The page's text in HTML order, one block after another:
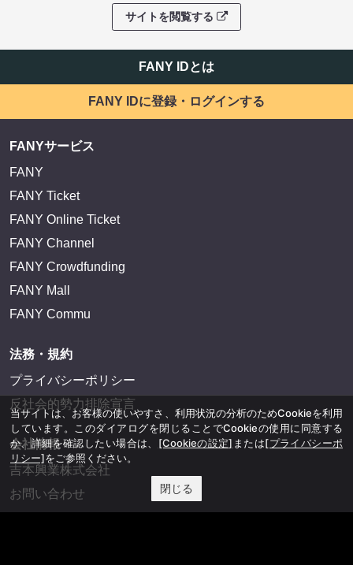
サイトを閲覧する
FANY IDとは
FANY IDに登録・ログインする
FANYサービス
FANY
FANY Ticket
FANY Online Ticket
FANY Channel
FANY Crowdfunding
FANY Mall
FANY Commu
法務・規約
プライバシーポリシー
反社会的勢力排除宣言
会社情報
吉本興業株式会社
お問い合わせ
当サイトは、お客様の使いやすさ、利用状況の分析のためCookieを利用
しています。このダイアログを閉じることでCookieの使用に同意する
か、詳細を確認したい場合は、 [Cookieの設定] または[プライバシーポ
リシー]をご参照ください。
閉じる